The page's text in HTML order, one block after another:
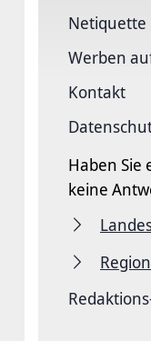
Netiquette
Werben
Kontakt
Haben Sie
keine